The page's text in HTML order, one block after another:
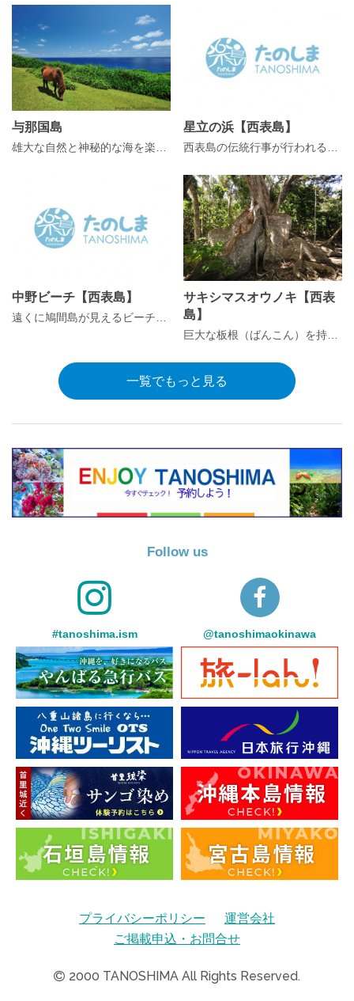
与那国島 星立の浜【西表島】
中野ビーチ【西表島】
サキシマスオウノキ【西表
島】
一覧でもっと見る
Follow us
#tanoshima.ism @tanoshimaokinawa
プライバシーポリシー
運営会社
ご掲載申込・お問合せ
2000 TANOSHIMA All Rights Reserved.